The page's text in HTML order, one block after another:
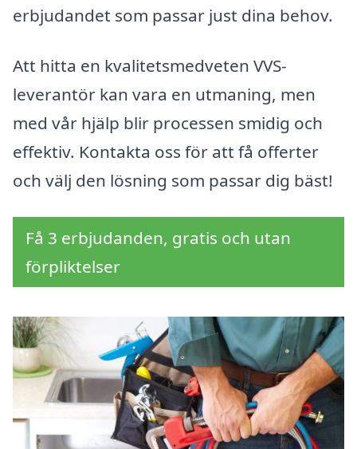
erbjudandet som passar just dina behov.
Att hitta en kvalitetsmedveten VVS-
leverantör kan vara en utmaning, men
med vår hjälp blir processen smidig och
effektiv. Kontakta oss för att få offerter
och välj den lösning som passar dig bäst!
Få 3 erbjudanden, gratis och utan
förpliktelser